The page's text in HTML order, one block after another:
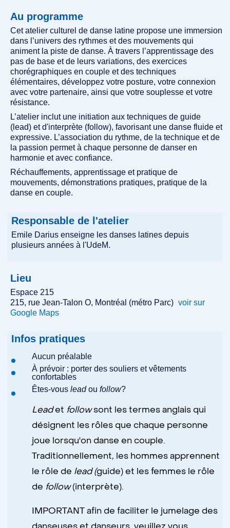
Au programme
Cet atelier culturel de danse latine propose une immersion
dans l’univers des rythmes et des mouvements qui
animent la piste de danse. À travers l’apprentissage des
pas de base et de leurs variations, des exercices
chorégraphiques en couple et des techniques
élémentaires, développez votre posture, votre connexion
avec votre partenaire, ainsi que votre souplesse et votre
résistance.
L’atelier inclut une initiation aux techniques de guide
(lead) et d'interprète (follow), favorisant une danse fluide et
expressive. L’association du rythme, de la technique et de
la passion permet à chaque personne de danser en
harmonie et avec confiance.
Réchauffements, apprentissage et pratique de
mouvements, démonstrations pratiques, pratique de la
danse en couple.
Responsable de l'atelier
Emile Darius enseigne les danses latines depuis
plusieurs années à l'UdeM.
Lieu
Espace 215
215, rue Jean-Talon O, Montréal (métro Parc) voir sur
Google Maps
Infos pratiques
Aucun préalable
À prévoir : porter des souliers et vêtements
confortables
Êtes-vous leadou follow?
Leadet followsont les termes anglais qui
désignent les rôles que chaque personne
joue lorsqu'on danse en couple.
Traditionnellement, les hommes apprennent
le rôle de lead (guide) et les femmes le rôle
de follow(interprète).
IMPORTANT afin de faciliter le jumelage des